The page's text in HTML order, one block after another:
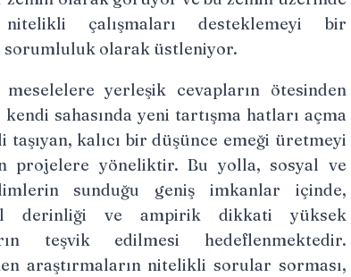
çalışmaları desteklemeyi bir
sorumluluk olarak üstleniyor.
yerleşik cevapların ötesinden
sahasında yeni tartışma hatları açma
taşıyan, kalıcı bir düşünce emeği üretmeyi
projelere yöneliktir. Bu yolla, sosyal ve
sunduğu geniş imkanlar içinde,
derinliği ve ampirik dikkati yüksek
teşvik edilmesi hedeflenmektedir.
araştırmaların nitelikli sorular sorması,